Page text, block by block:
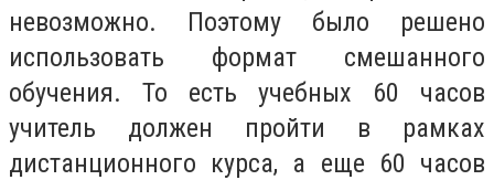
невозможно. Поэтому было решено
использовать формат смешанного
обучения. То есть учебных 60 часов
учитель должен пройти в рамках
дистанционного курса, а еще 60 часов